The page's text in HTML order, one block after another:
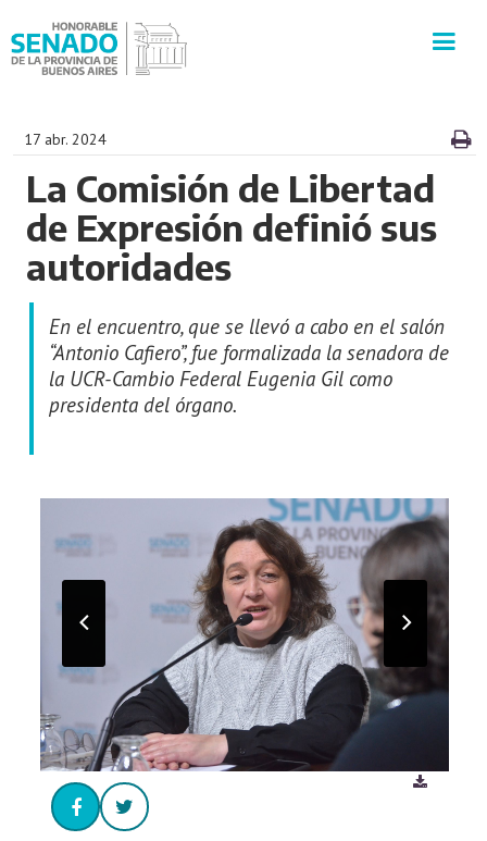
SECRETARÍAS
PRENSA
VISITAS GUIADAS
17 abr. 2024
La Comisión de Libertad
de Expresión definió sus
autoridades
En el encuentro, que se llevó a cabo en el salón
“Antonio Cafiero”, fue formalizada la senadora de
la UCR-Cambio Federal Eugenia Gil como
presidenta del órgano.